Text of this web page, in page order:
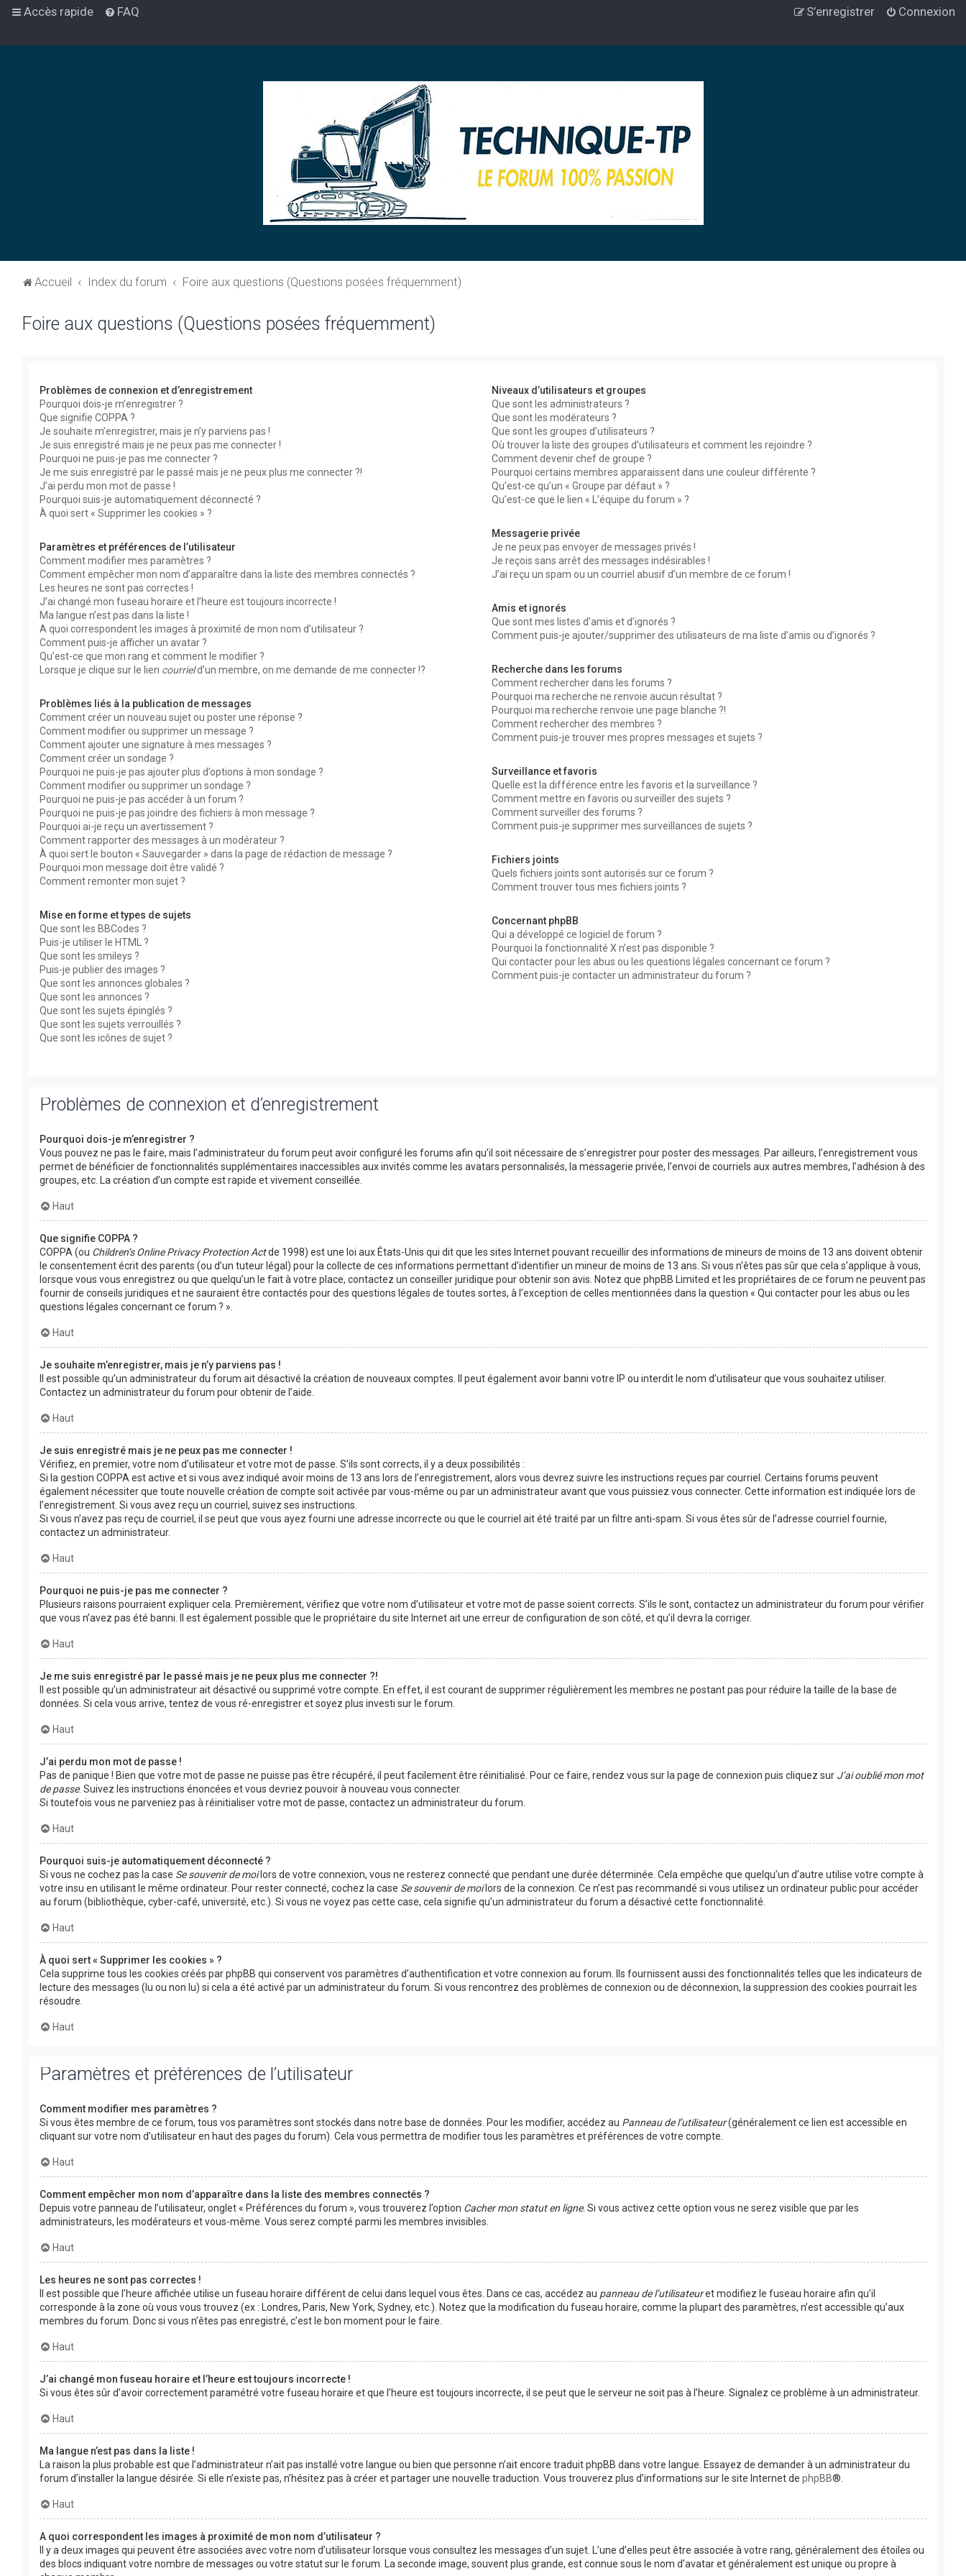
Accès rapide FAQ Connexion
S’enregistrer
Accueil Index du forum Foire aux questions (Questions posées fréquemment)
Foire aux questions (Questions posées fréquemment)
Problèmes de connexion et d’enregistrement
Pourquoi dois-je m’enregistrer ?
Que signifie COPPA ?
Je souhaite m’enregistrer, mais je n’y parviens pas !
Je suis enregistré mais je ne peux pas me connecter !
Pourquoi ne puis-je pas me connecter ?
Je me suis enregistré par le passé mais je ne peux plus me connecter ?!
J’ai perdu mon mot de passe !
Pourquoi suis-je automatiquement déconnecté ?
À quoi sert « Supprimer les cookies » ?
Paramètres et préférences de l’utilisateur
Comment modifier mes paramètres ?
Comment empêcher mon nom d’apparaître dans la liste des membres connectés ?
Les heures ne sont pas correctes !
J’ai changé mon fuseau horaire et l’heure est toujours incorrecte !
Ma langue n’est pas dans la liste !
A quoi correspondent les images à proximité de mon nom d’utilisateur ?
Comment puis-je afficher un avatar ?
Qu’est-ce que mon rang et comment le modifier ?
Lorsque je clique sur le lien courrield’un membre, on me demande de me connecter !?
Problèmes liés à la publication de messages
Comment créer un nouveau sujet ou poster une réponse ?
Comment modifier ou supprimer un message ?
Comment ajouter une signature à mes messages ?
Comment créer un sondage ?
Pourquoi ne puis-je pas ajouter plus d’options à mon sondage ?
Comment modifier ou supprimer un sondage ?
Pourquoi ne puis-je pas accéder à un forum ?
Pourquoi ne puis-je pas joindre des fichiers à mon message ?
Pourquoi ai-je reçu un avertissement ?
Comment rapporter des messages à un modérateur ?
À quoi sert le bouton « Sauvegarder » dans la page de rédaction de message ?
Pourquoi mon message doit être validé ?
Comment remonter mon sujet ?
Mise en forme et types de sujets
Que sont les BBCodes ?
Puis-je utiliser le HTML ?
Que sont les smileys ?
Puis-je publier des images ?
Que sont les annonces globales ?
Que sont les annonces ?
Que sont les sujets épinglés ?
Que sont les sujets verrouillés ?
Que sont les icônes de sujet ?
Niveaux d’utilisateurs et groupes
Que sont les administrateurs ?
Que sont les modérateurs ?
Que sont les groupes d’utilisateurs ?
Où trouver la liste des groupes d’utilisateurs et comment les rejoindre ?
Comment devenir chef de groupe ?
Pourquoi certains membres apparaissent dans une couleur différente ?
Qu’est-ce qu’un « Groupe par défaut » ?
Qu’est-ce que le lien « L’équipe du forum » ?
Messagerie privée
Je ne peux pas envoyer de messages privés !
Je reçois sans arrêt des messages indésirables !
J’ai reçu un spam ou un courriel abusif d’un membre de ce forum !
Amis et ignorés
Que sont mes listes d’amis et d’ignorés ?
Comment puis-je ajouter/supprimer des utilisateurs de ma liste d’amis ou d’ignorés ?
Recherche dans les forums
Comment rechercher dans les forums ?
Pourquoi ma recherche ne renvoie aucun résultat ?
Pourquoi ma recherche renvoie une page blanche ?!
Comment rechercher des membres ?
Comment puis-je trouver mes propres messages et sujets ?
Surveillance et favoris
Quelle est la différence entre les favoris et la surveillance ?
Comment mettre en favoris ou surveiller des sujets ?
Comment surveiller des forums ?
Comment puis-je supprimer mes surveillances de sujets ?
Fichiers joints
Quels fichiers joints sont autorisés sur ce forum ?
Comment trouver tous mes fichiers joints ?
Concernant phpBB
Qui a développé ce logiciel de forum ?
Pourquoi la fonctionnalité X n’est pas disponible ?
Qui contacter pour les abus ou les questions légales concernant ce forum ?
Comment puis-je contacter un administrateur du forum ?
Problèmes de connexion et d’enregistrement
Pourquoi dois-je m’enregistrer ?
Vous pouvez ne pas le faire, mais l’administrateur du forum peut avoir configuré les forums afin qu’il soit nécessaire de s’enregistrer pour poster des messages. Par ailleurs, l’enregistrement vous
permet de bénéficier de fonctionnalités supplémentaires inaccessibles aux invités comme les avatars personnalisés, la messagerie privée, l’envoi de courriels aux autres membres, l’adhésion à des
groupes, etc. La création d’un compte est rapide et vivement conseillée.
Haut
Que signifie COPPA ?
COPPA (ou Children’s Online Privacy Protection Actde 1998) est une loi aux États-Unis qui dit que les sites Internet pouvant recueillir des informations de mineurs de moins de 13 ans doivent obtenir
le consentement écrit des parents (ou d’un tuteur légal) pour la collecte de ces informations permettant d’identifier un mineur de moins de 13 ans. Si vous n’êtes pas sûr que cela s’applique à vous,
lorsque vous vous enregistrez ou que quelqu’un le fait à votre place, contactez un conseiller juridique pour obtenir son avis. Notez que phpBB Limited et les propriétaires de ce forum ne peuvent pas
fournir de conseils juridiques et ne sauraient être contactés pour des questions légales de toutes sortes, à l’exception de celles mentionnées dans la question « Qui contacter pour les abus ou les
questions légales concernant ce forum ? ».
Haut
Je souhaite m’enregistrer, mais je n’y parviens pas !
Il est possible qu’un administrateur du forum ait désactivé la création de nouveaux comptes. Il peut également avoir banni votre IP ou interdit le nom d’utilisateur que vous souhaitez utiliser.
Contactez un administrateur du forum pour obtenir de l’aide.
Haut
Je suis enregistré mais je ne peux pas me connecter !
Vérifiez, en premier, votre nom d’utilisateur et votre mot de passe. S’ils sont corrects, il y a deux possibilités :
Si la gestion COPPA est active et si vous avez indiqué avoir moins de 13 ans lors de l’enregistrement, alors vous devrez suivre les instructions reçues par courriel. Certains forums peuvent
également nécessiter que toute nouvelle création de compte soit activée par vous-même ou par un administrateur avant que vous puissiez vous connecter. Cette information est indiquée lors de
l’enregistrement. Si vous avez reçu un courriel, suivez ses instructions.
Si vous n’avez pas reçu de courriel, il se peut que vous ayez fourni une adresse incorrecte ou que le courriel ait été traité par un filtre anti-spam. Si vous êtes sûr de l’adresse courriel fournie,
contactez un administrateur.
Haut
Pourquoi ne puis-je pas me connecter ?
Plusieurs raisons pourraient expliquer cela. Premièrement, vérifiez que votre nom d’utilisateur et votre mot de passe soient corrects. S’ils le sont, contactez un administrateur du forum pour vérifier
que vous n’avez pas été banni. Il est également possible que le propriétaire du site Internet ait une erreur de configuration de son côté, et qu’il devra la corriger.
Haut
Je me suis enregistré par le passé mais je ne peux plus me connecter ?!
Il est possible qu’un administrateur ait désactivé ou supprimé votre compte. En effet, il est courant de supprimer régulièrement les membres ne postant pas pour réduire la taille de la base de
données. Si cela vous arrive, tentez de vous ré-enregistrer et soyez plus investi sur le forum.
Haut
J’ai perdu mon mot de passe !
Pas de panique ! Bien que votre mot de passe ne puisse pas être récupéré, il peut facilement être réinitialisé. Pour ce faire, rendez vous sur la page de connexion puis cliquez sur J’ai oublié mon mot
de passe. Suivez les instructions énoncées et vous devriez pouvoir à nouveau vous connecter.
Si toutefois vous ne parveniez pas à réinitialiser votre mot de passe, contactez un administrateur du forum.
Haut
Pourquoi suis-je automatiquement déconnecté ?
Si vous ne cochez pas la case Se souvenir de moilors de votre connexion, vous ne resterez connecté que pendant une durée déterminée. Cela empêche que quelqu’un d’autre utilise votre compte à
votre insu en utilisant le même ordinateur. Pour rester connecté, cochez la case Se souvenir de moilors de la connexion. Ce n’est pas recommandé si vous utilisez un ordinateur public pour accéder
au forum (bibliothèque, cyber-café, université, etc.). Si vous ne voyez pas cette case, cela signifie qu’un administrateur du forum a désactivé cette fonctionnalité.
Haut
À quoi sert « Supprimer les cookies » ?
Cela supprime tous les cookies créés par phpBB qui conservent vos paramètres d’authentification et votre connexion au forum. Ils fournissent aussi des fonctionnalités telles que les indicateurs de
lecture des messages (lu ou non lu) si cela a été activé par un administrateur du forum. Si vous rencontrez des problèmes de connexion ou de déconnexion, la suppression des cookies pourrait les
résoudre.
Haut
Paramètres et préférences de l’utilisateur
Comment modifier mes paramètres ?
Si vous êtes membre de ce forum, tous vos paramètres sont stockés dans notre base de données. Pour les modifier, accédez au Panneau de l’utilisateur(généralement ce lien est accessible en
cliquant sur votre nom d’utilisateur en haut des pages du forum). Cela vous permettra de modifier tous les paramètres et préférences de votre compte.
Haut
Comment empêcher mon nom d’apparaître dans la liste des membres connectés ?
Depuis votre panneau de l’utilisateur, onglet « Préférences du forum », vous trouverez l’option Cacher mon statut en ligne. Si vous activez cette option vous ne serez visible que par les
administrateurs, les modérateurs et vous-même. Vous serez compté parmi les membres invisibles.
Haut
Les heures ne sont pas correctes !
Il est possible que l’heure affichée utilise un fuseau horaire différent de celui dans lequel vous êtes. Dans ce cas, accédez au panneau de l’utilisateuret modifiez le fuseau horaire afin qu’il
corresponde à la zone où vous vous trouvez (ex : Londres, Paris, New York, Sydney, etc.). Notez que la modification du fuseau horaire, comme la plupart des paramètres, n’est accessible qu’aux
membres du forum. Donc si vous n’êtes pas enregistré, c’est le bon moment pour le faire.
Haut
J’ai changé mon fuseau horaire et l’heure est toujours incorrecte !
Si vous êtes sûr d’avoir correctement paramétré votre fuseau horaire et que l’heure est toujours incorrecte, il se peut que le serveur ne soit pas à l’heure. Signalez ce problème à un administrateur.
Haut
Ma langue n’est pas dans la liste !
La raison la plus probable est que l’administrateur n’ait pas installé votre langue ou bien que personne n’ait encore traduit phpBB dans votre langue. Essayez de demander à un administrateur du
forum d’installer la langue désirée. Si elle n’existe pas, n’hésitez pas à créer et partager une nouvelle traduction. Vous trouverez plus d’informations sur le site Internet de phpBB®.
Haut
A quoi correspondent les images à proximité de mon nom d’utilisateur ?
Il y a deux images qui peuvent être associées avec votre nom d’utilisateur lorsque vous consultez les messages d’un sujet. L’une d’elles peut être associée à votre rang, généralement des étoiles ou
des blocs indiquant votre nombre de messages ou votre statut sur le forum. La seconde image, souvent plus grande, est connue sous le nom d’avatar et généralement est unique ou propre à